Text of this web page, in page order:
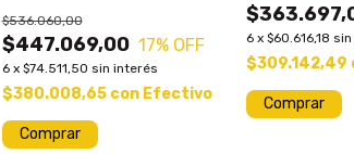
$447.069,00
$536.060,00
17% OFF
6 x $74.511,50 sin interés
$380.008,65 con Efectivo
Comprar
6 x$60.616,18
$309.142,49
Comprar